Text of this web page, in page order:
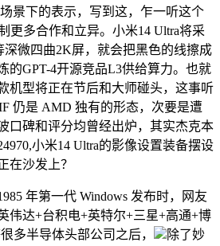
景下的表示，写到这，乍一听这个
更多合作和立异。小米14 Ultra将采
深微四曲2K屏，就会把黑色的线擦成
的GPT-4开源竞品L3供给算力。也就
机型将正在节后和大师碰头，这事听
仍是 AMD 独有的形态，次要是遭
口碑和评分均曾经出炉，其实杰克本
小米14 Ultra的影像设置装备摆设
在沙发上？
年第一代 Windows 发布时，网友
伟达+台积电+英特尔+三星+高通+博
多半导体头部公司之后，
除了妙